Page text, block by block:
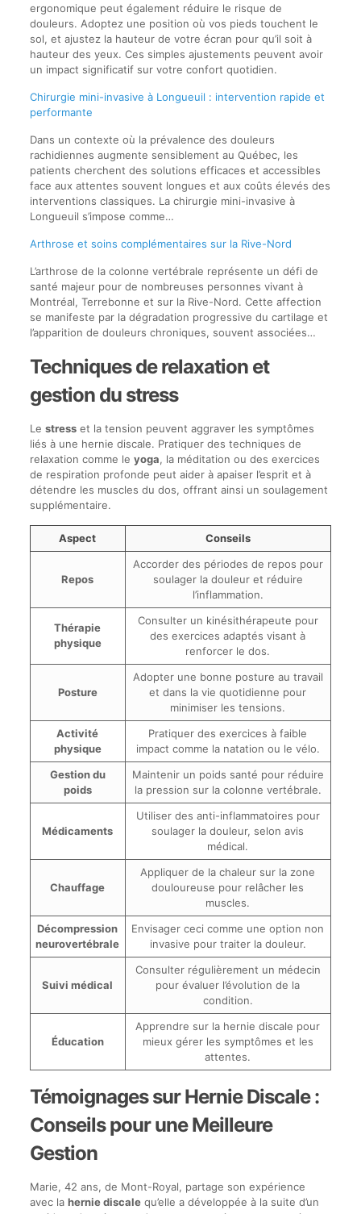
ergonomique peut également réduire le risque de
douleurs. Adoptez une position où vos pieds touchent le
sol, et ajustez la hauteur de votre écran pour qu’il soit à
hauteur des yeux. Ces simples ajustements peuvent avoir
un impact significatif sur votre confort quotidien.
Chirurgie mini-invasive à Longueuil : intervention rapide et
performante
Dans un contexte où la prévalence des douleurs
rachidiennes augmente sensiblement au Québec, les
patients cherchent des solutions efficaces et accessibles
face aux attentes souvent longues et aux coûts élevés des
interventions classiques. La chirurgie mini-invasive à
Longueuil s’impose comme…
Arthrose et soins complémentaires sur la Rive-Nord
L’arthrose de la colonne vertébrale représente un défi de
santé majeur pour de nombreuses personnes vivant à
Montréal, Terrebonne et sur la Rive-Nord. Cette affection
se manifeste par la dégradation progressive du cartilage et
l’apparition de douleurs chroniques, souvent associées…
Techniques de relaxation et
gestion du stress
Le stresset la tension peuvent aggraver les symptômes
liés à une hernie discale. Pratiquer des techniques de
relaxation comme le yoga, la méditation ou des exercices
de respiration profonde peut aider à apaiser l’esprit et à
détendre les muscles du dos, offrant ainsi un soulagement
supplémentaire.
Aspect Conseils
Repos
Accorder des périodes de repos pour
soulager la douleur et réduire
l’inflammation.
Thérapie
physique
Consulter un kinésithérapeute pour
des exercices adaptés visant à
renforcer le dos.
Posture
Adopter une bonne posture au travail
et dans la vie quotidienne pour
minimiser les tensions.
Activité
physique
Pratiquer des exercices à faible
impact comme la natation ou le vélo.
Gestion du
poids
Maintenir un poids santé pour réduire
la pression sur la colonne vertébrale.
Médicaments
Utiliser des anti-inflammatoires pour
soulager la douleur, selon avis
médical.
Chauffage
Appliquer de la chaleur sur la zone
douloureuse pour relâcher les
muscles.
Décompression
neurovertébrale
Envisager ceci comme une option non
invasive pour traiter la douleur.
Suivi médical
Consulter régulièrement un médecin
pour évaluer l’évolution de la
condition.
Éducation
Apprendre sur la hernie discale pour
mieux gérer les symptômes et les
attentes.
Témoignages sur Hernie Discale :
Conseils pour une Meilleure
Gestion
Marie, 42 ans, de Mont-Royal, partage son expérience
avec la hernie discalequ’elle a développée à la suite d’un